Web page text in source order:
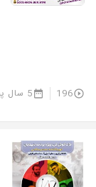
196 5 سال پیش